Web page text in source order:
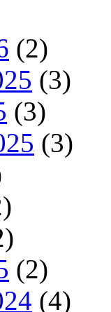
(2)
(3)
(3)
(3)
(2)
(4)